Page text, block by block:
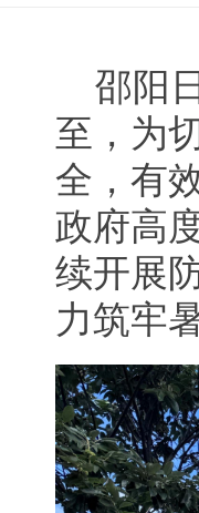
邵阳
至，为
全，有
政府高
续开展
力筑牢